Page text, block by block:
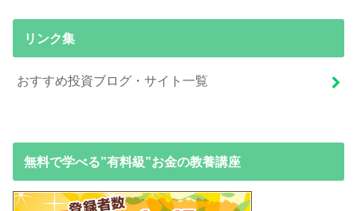
リンク集
おすすめ投資ブログ・サイト一覧
無料で学べる”有料級”お金の教養講座